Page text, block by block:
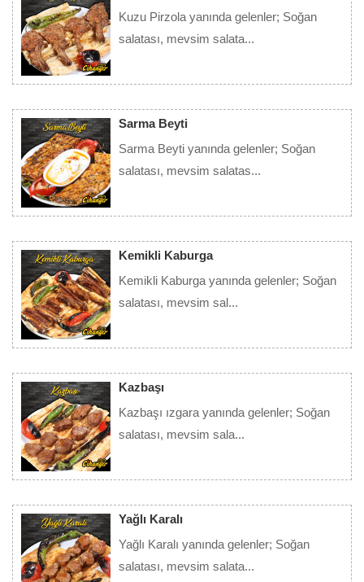
Detay
Kuzu Pirzola yanında gelenler; Soğan
salatası, mevsim salata...
Detay
Sarma Beyti
Sarma Beyti yanında gelenler; Soğan
salatası, mevsim salatas...
Detay
Kemikli Kaburga
Kemikli Kaburga yanında gelenler; Soğan
salatası, mevsim sal...
Detay
Kazbaşı
Kazbaşı ızgara yanında gelenler; Soğan
salatası, mevsim sala...
Yağlı Karalı
Yağlı Karalı yanında gelenler; Soğan
salatası, mevsim salata...